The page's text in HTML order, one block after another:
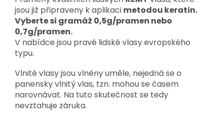
jsou již připraveny k aplikaci metodou keratin.
Vyberte si gramáž 0,5g/pramen nebo
0,7g/pramen.
V nabídce jsou pravé lidské vlasy evropského
typu.
Vlnité vlasy jsou vlněny uměle, nejedná se o
panensky vlnitý vlas, tzn. mohou se časem
narovnávat. Na tuto skutečnost se tedy
nevztahuje záruka.